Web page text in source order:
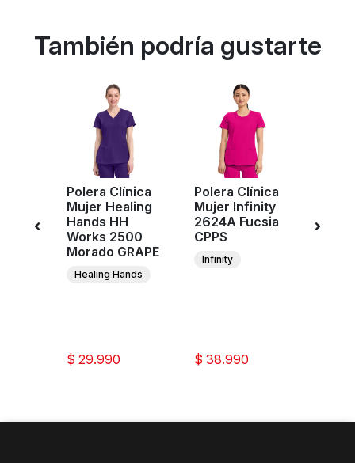
También podría gustarte
Polera Clínica
Mujer Healing
Hands HH
Works 2500
Morado GRAPE
Healing Hands
$ 29.990
Polera Clínica
Mujer Infinity
2624A Fucsia
CPPS
Infinity
$ 38.990